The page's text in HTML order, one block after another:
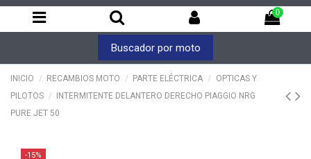
0
Buscador por moto
INICIO RECAMBIOS MOTO PARTE ELÉCTRICA
OPTICAS Y
PILOTOS
INTERMITENTE DELANTERO DERECHO PIAGGIO NRG
PURE JET 50
-15%